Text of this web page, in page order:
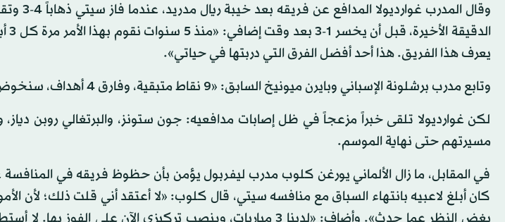
يعرف هذا الفريق. هذا أحد أفضل الفرق التي دربتها في حياتي».
وتابع مدرب برشلونة الإسباني وبايرن ميونيخ السابق: «9 نقاط متبقية، وفارق 4 أهداف، سنخوض مباراة الأربعاء مثل نهائي آخر».
لكن غوارديولا تلقى خبراً مزعجاً في ظل إصابات مدافعيه: جون ستونز، والبرتغالي روبن دياز،
مسيرتهم حتى نهاية الموسم.
في المقابل، ما زال الألماني يورغن كلوب مدرب ليفربول يؤمن بأن حظوظ فريقه في المنافسة
كان أبلغ لاعبيه بانتهاء السباق مع منافسه سيتي، قال كلوب: «لا أعتقد أني قلت ذلك؛ لأن